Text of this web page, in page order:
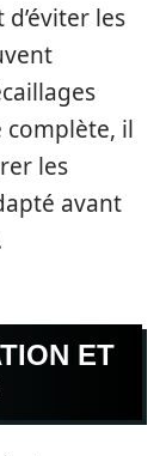
les
il
les
avant
ET